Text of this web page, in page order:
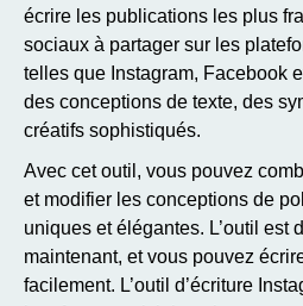
écrire les publications les plus
sociaux à partager sur les
telles que Instagram, Facebook
des conceptions de texte, des
créatifs sophistiqués.
Avec cet outil, vous pouvez
et modifier les conceptions de
uniques et élégantes. L’outil est
maintenant, et vous pouvez
facilement. L’outil d’écriture